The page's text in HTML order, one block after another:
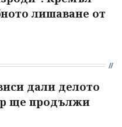
лишаване от
дали делото
ще продължи